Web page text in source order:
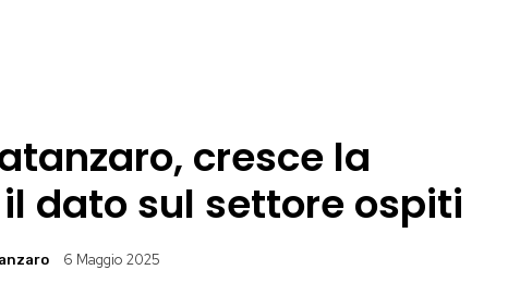
cresce la
dato sul settore ospiti
6 Maggio 2025